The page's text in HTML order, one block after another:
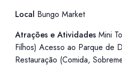
Local Bungo Market
Atrações e Atividades Mini
Filhos) Acesso ao Parque de
Restauração (Comida,